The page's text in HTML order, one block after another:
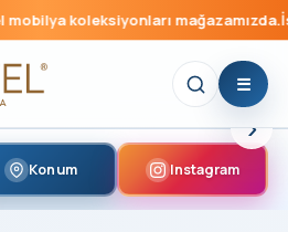
koleksiyonları mağazamızda.İstikbal
›
Konum Instagram